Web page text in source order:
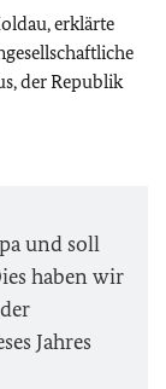
erklärte
der Republik
und soll
haben wir
Jahres